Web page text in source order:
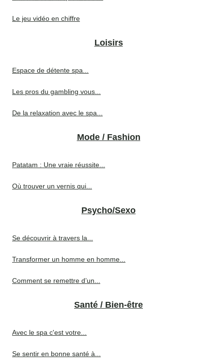
Le jeu vidéo en chiffre
Loisirs
Espace de détente spa...
Les pros du gambling vous...
De la relaxation avec le spa...
Mode / Fashion
Patatam : Une vraie réussite...
Où trouver un vernis qui...
Psycho/Sexo
Se découvrir à travers la...
Transformer un homme en homme...
Comment se remettre d’un...
Santé / Bien-être
Avec le spa c'est votre...
Se sentir en bonne santé à...